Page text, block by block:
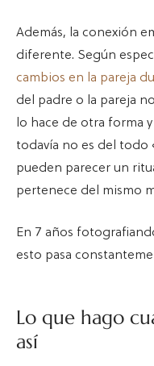
Además, la conexión
diferente. Según
cambios en la pareja
del padre o la pareja
lo hace de otra forma
todavía no es del todo
pueden parecer un
pertenece del mismo
En 7 años
esto pasa
Lo que hago
así